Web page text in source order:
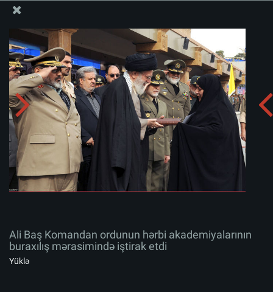
Ali Baş Komandan ordunun hərbi akademiyalarının
buraxılış mərasimində iştirak etdi
Albomu yüklə:
Ali Baş Komandan ordunun hərbi akademiyalarının
buraxılış mərasimində iştirak etdi
Yüklə